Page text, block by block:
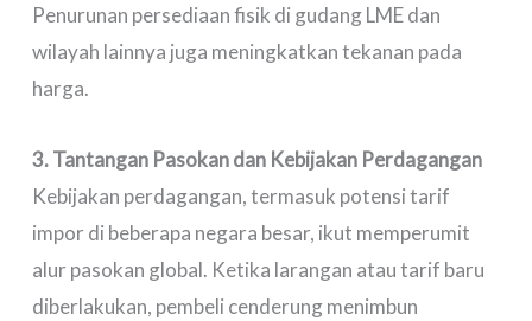
Penurunan persediaan fisik di gudang LME dan
wilayah lainnya juga meningkatkan tekanan pada
harga.
3. Tantangan Pasokan dan Kebijakan Perdagangan
Kebijakan perdagangan, termasuk potensi tarif
impor di beberapa negara besar, ikut memperumit
alur pasokan global. Ketika larangan atau tarif baru
diberlakukan, pembeli cenderung menimbun